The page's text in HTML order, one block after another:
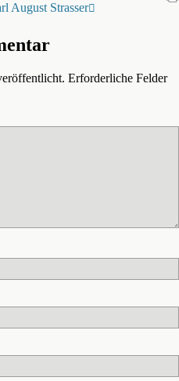
August Strasser
Erforderliche Felder